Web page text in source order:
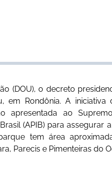
(DOU), o decreto
em Rondônia. A
apresentada ao
(APIB) para assegurar
tem área
Parecis e Pimenteiras do